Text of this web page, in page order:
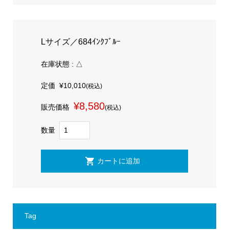
Lサイズ／684ｲﾝｸﾌﾞﾙｰ
在庫状態 : △
定価 ¥10,010(税込)
販売価格 ¥8,580(税込)
数量
Tag